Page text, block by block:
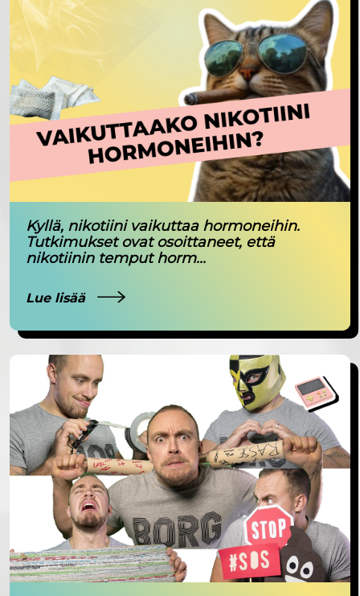
Kyllä, nikotiini vaikuttaa hormoneihin.
Tutkimukset ovat osoittaneet, että
nikotiinin temput horm...
Lue lisää